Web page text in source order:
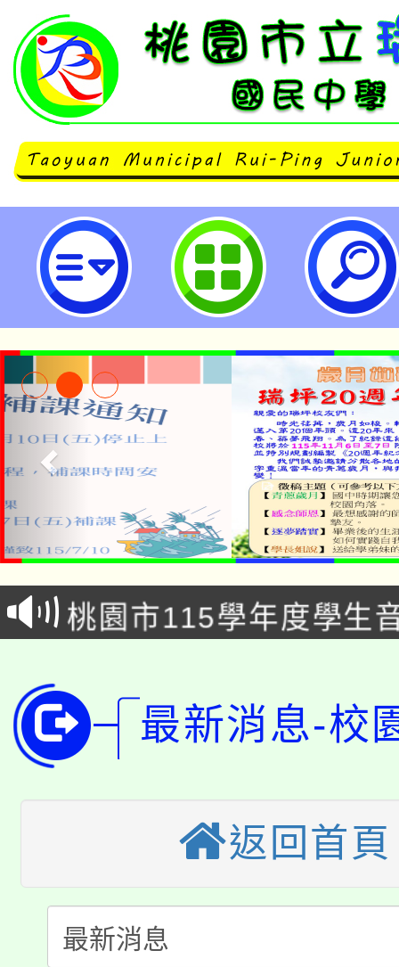
113學年度公立國中新生線上報到
家長篇及學校篇-桃園市立瑞坪國民
公告本校115學年度第
代理(課)教師甄選結果(
「2026金融保險知識
車」活動
桃園市115學年度學生
代理(課)教師甄選結果(
公告本校115學年度第
代理(課)教師甄選結果(
轉知中國文化大學推廣
《TA101》溝通分析基
程，歡迎學生輔導中心
心理、諮商輔導、社會
系所師生報名參加。
縣市「校園短影音徵
門員」簡章及活動海報
踴躍報名參加。
桃園市115學年度學生
要點
展演活動實施計畫」
115年度「教育部表揚
最新消息-校
返回首頁